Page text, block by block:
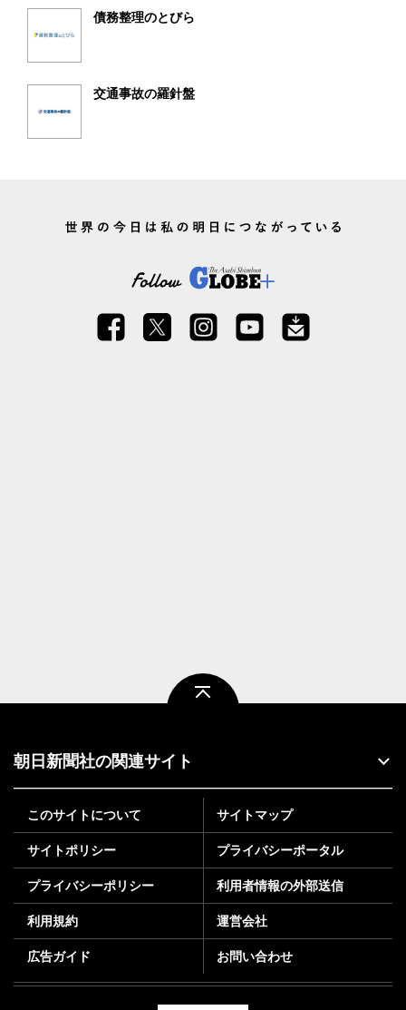
債務整理のとびら
交通事故の羅針盤
朝日新聞社の関連サイト
このサイトについて サイトマップ
サイトポリシー プライバシーポータル
プライバシーポリシー 利用者情報の外部送信
利用規約 運営会社
広告ガイド お問い合わせ